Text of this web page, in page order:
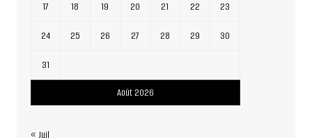
Août 2026
17 18 19 20 21 22 23
24 25 26 27 28 29 30
31
« Juil